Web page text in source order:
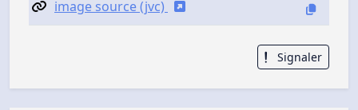
image source (jvc)
Signaler